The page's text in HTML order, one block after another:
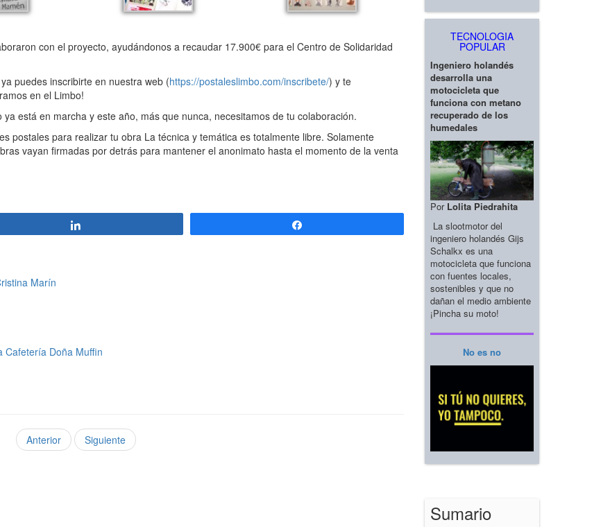
con el proyecto, ayudándonos a recaudar 17.900€ para el Centro de Solidaridad
puedes inscribirte en nuestra web (https://postaleslimbo.com/inscribete/) y te
en el Limbo!
está en marcha y este año, más que nunca, necesitamos de tu colaboración.
para realizar tu obra La técnica y temática es totalmente libre. Solamente
vayan firmadas por detrás para mantener el anonimato hasta el momento de la venta
Marín
Cafetería Doña Muffin
Anterior Siguiente
TECNOLOGIA
POPULAR
Ingeniero holandés
desarrolla una
motocicleta que
funciona con metano
recuperado de los
humedales
Por Lolita Piedrahita
La slootmotor del
ingeniero holandés Gijs
Schalkx es una
motocicleta que funciona
con fuentes locales,
sostenibles y que no
dañan el medio ambiente
¡Pincha su moto!
No es no
Sumario